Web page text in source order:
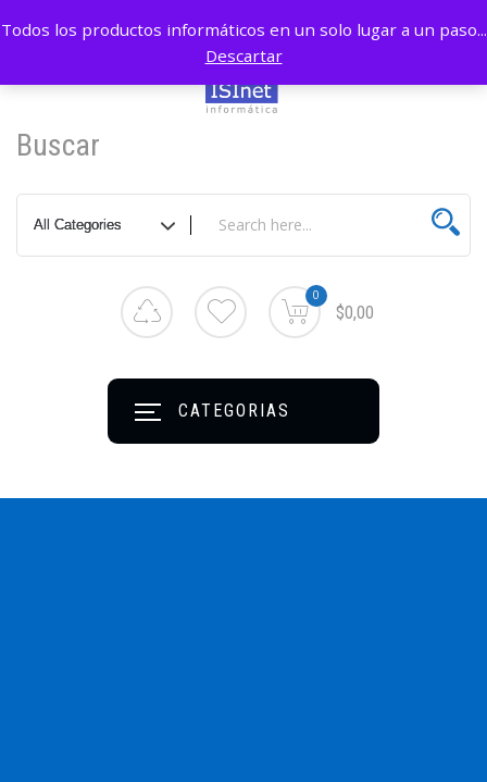
Buscar
0
$0,00
CATEGORIAS
Todos los productos informáticos en un solo lugar a un paso...
Descartar